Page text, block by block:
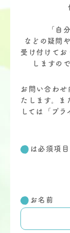
「自
などの疑問
受け付けてお
しますの
お問い合わせ
たします。
ま
しては「 プラ
は必須項
お名前